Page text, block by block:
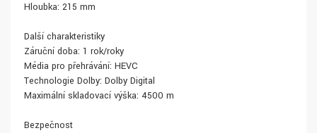
Hloubka: 215 mm
Další charakteristiky
Záruční doba: 1 rok/roky
Média pro přehrávání: HEVC
Technologie Dolby: Dolby Digital
Maximální skladovací výška: 4500 m
Bezpečnost